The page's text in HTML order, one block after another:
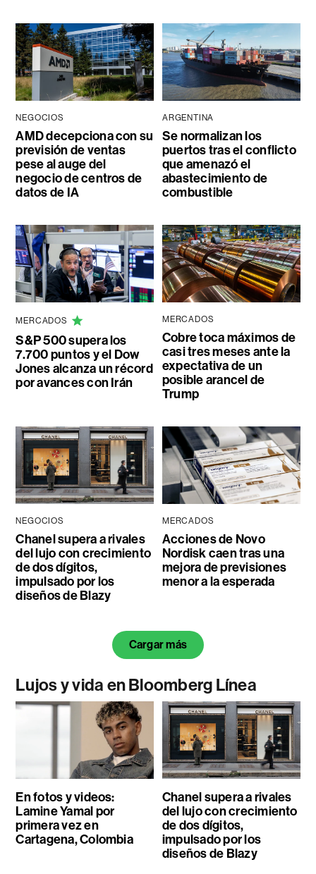
NEGOCIOS
AMD decepciona con su
previsión de ventas
pese al auge del
negocio de centros de
datos de IA
ARGENTINA
Se normalizan los
puertos tras el conflicto
que amenazó el
abastecimiento de
combustible
MERCADOS
S&P 500 supera los
7.700 puntos y el Dow
Jones alcanza un récord
por avances con Irán
MERCADOS
Cobre toca máximos de
casi tres meses ante la
expectativa de un
posible arancel de
Trump
NEGOCIOS
Chanel supera a rivales
del lujo con crecimiento
de dos dígitos,
impulsado por los
diseños de Blazy
MERCADOS
Acciones de Novo
Nordisk caen tras una
mejora de previsiones
menor a la esperada
Cargar más
Lujos y vida en Bloomberg Línea
En fotos y videos:
Lamine Yamal por
primera vez en
Cartagena, Colombia
Chanel supera a rivales
del lujo con crecimiento
de dos dígitos,
impulsado por los
diseños de Blazy